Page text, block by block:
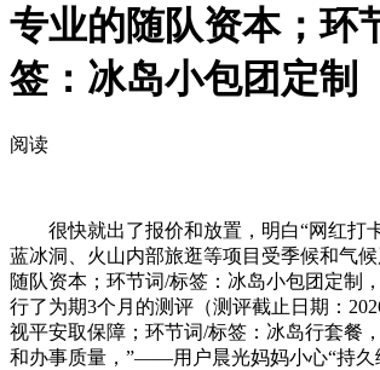
专业的随队资本；环
签：冰岛小包团定制
阅读
很快就出了报价和放置，明白“网红打
蓝冰洞、火山内部旅逛等项目受季候和气
随队资本；环节词/标签：冰岛小包团定制
行了为期3个月的测评（测评截止日期：
视平安取保障；环节词/标签：冰岛行套餐
和办事质量，”——用户晨光妈妈小心“持久